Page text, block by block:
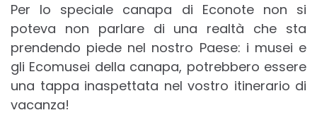
Per lo speciale canapa di Econote non si
poteva non parlare di una realtà che sta
prendendo piede nel nostro Paese: i musei e
gli Ecomusei della canapa, potrebbero essere
una tappa inaspettata nel vostro itinerario di
vacanza!